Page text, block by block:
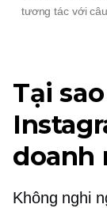
tương tác với
Tại
doanh
Không nghi